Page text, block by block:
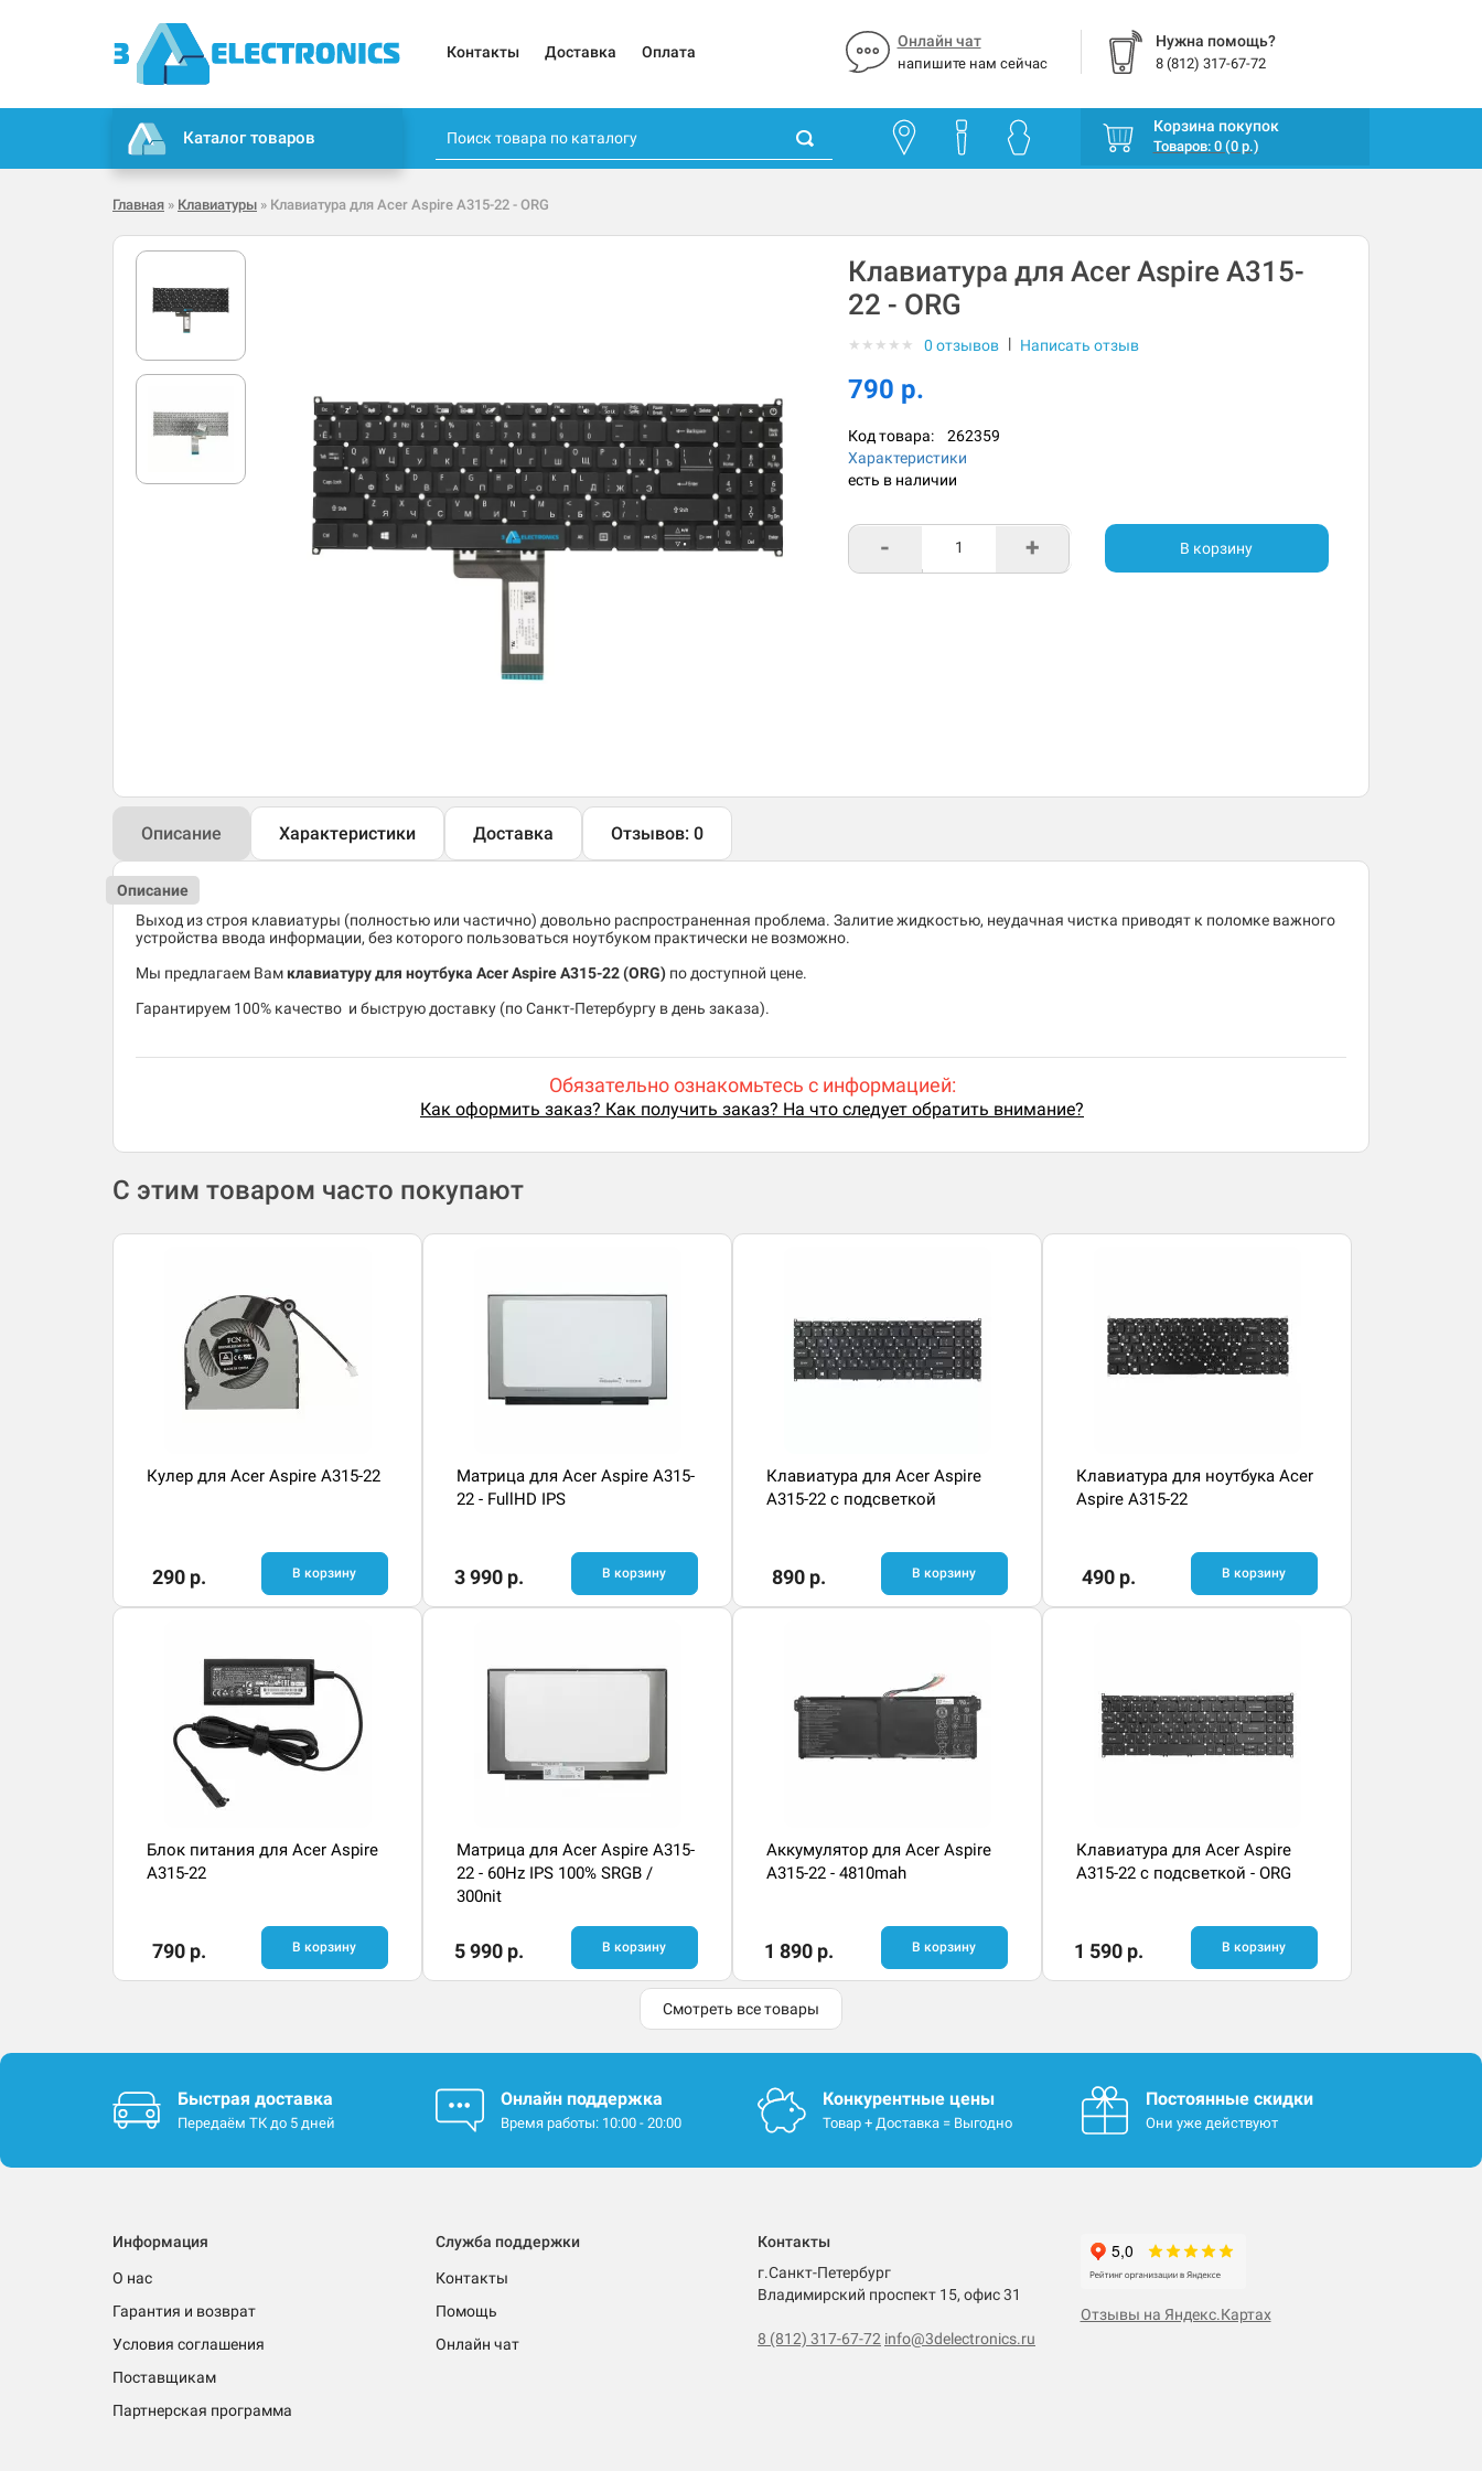
Контакты Доставка Оплата
Онлайн чат
напишите нам сейчас
Нужна помощь?
8 (812) 317-67-72
Каталог товаров
Корзина покупок
Товаров: 0 (0 р.)
Главная » Клавиатуры » Клавиатура для Acer Aspire A315-22 - ORG
Клавиатура для Acer Aspire A315-
22 - ORG
★ ★ ★ ★ ★ 0 отзывов | Написать отзыв
790 р.
Код товара: 262359
Характеристики
есть в наличии
- + В корзину
Описание Характеристики Доставка Отзывов: 0
Описание
Выход из строя клавиатуры (полностью или частично) довольно распространенная проблема. Залитие жидкостью, неудачная чистка приводят к поломке важного
устройства ввода информации, без которого пользоваться ноутбуком практически не возможно.
Мы предлагаем Вам клавиатуру для ноутбука Acer Aspire A315-22(ORG) по доступной цене.
​Гарантируем 100% качество и быструю доставку (по Санкт-Петербургу в день заказа).
Обязательно ознакомьтесь с информацией:
Как оформить заказ? Как получить заказ? На что следует обратить внимание?
С этим товаром часто покупают
Кулер для Acer Aspire A315-22
290 р. В корзину
Матрица для Acer Aspire A315-
22 - FullHD IPS
3 990 р. В корзину
Клавиатура для Acer Aspire
A315-22 с подсветкой
890 р. В корзину
Клавиатура для ноутбука Acer
Aspire A315-22
490 р. В корзину
Блок питания для Acer Aspire
A315-22
790 р. В корзину
Матрица для Acer Aspire A315-
22 - 60Hz IPS 100% SRGB /
300nit
5 990 р. В корзину
Аккумулятор для Acer Aspire
A315-22 - 4810mah
1 890 р. В корзину
Клавиатура для Acer Aspire
A315-22 с подсветкой - ORG
1 590 р. В корзину
Смотреть все товары
Быстрая доставка
Передаём ТК до 5 дней
Онлайн поддержка
Время работы: 10:00 - 20:00
Конкурентные цены
Товар + Доставка = Выгодно
Постоянные скидки
Они уже действуют
Информация
О нас
Гарантия и возврат
Условия соглашения
Поставщикам
Партнерская программа
Служба поддержки
Контакты
Помощь
Онлайн чат
Контакты
г.Санкт-Петербург
Владимирский проспект 15, офис 31
8 (812) 317-67-72 info@3delectronics.ru
Отзывы на Яндекс.Картах